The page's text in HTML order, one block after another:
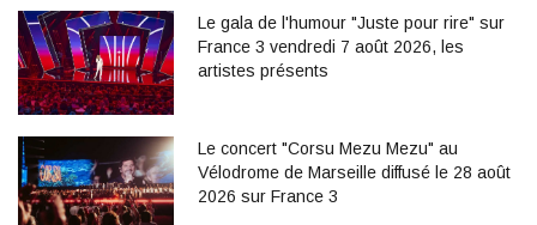
Le gala de l'humour "Juste pour rire" sur
France 3 vendredi 7 août 2026, les
artistes présents
Le concert "Corsu Mezu Mezu" au
Vélodrome de Marseille diffusé le 28 août
2026 sur France 3